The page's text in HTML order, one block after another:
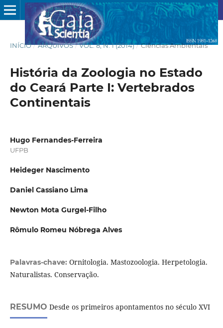
INÍCIO / ARQUIVOS / VOL. 8, N. 1 (2014) / Ciências Ambientais
História da Zoologia no Estado
do Ceará Parte I: Vertebrados
Continentais
Hugo Fernandes-Ferreira
UFPB
Heideger Nascimento
Daniel Cassiano Lima
Newton Mota Gurgel-Filho
Rômulo Romeu Nóbrega Alves
Palavras-chave: Ornitologia. Mastozoologia. Herpetologia.
Naturalistas. Conservação.
RESUMO Desde os primeiros apontamentos no século XVI